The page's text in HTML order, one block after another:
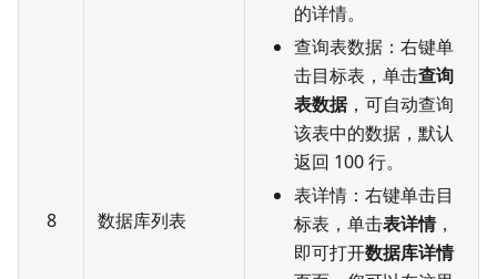
8 数据库列表
的详情。
查询表数据：右键单
击目标表，单击查询
表数据，可自动查询
该表中的数据，默认
返回 100 行。
表详情：右键单击目
标表，单击表详情，
即可打开数据库详情